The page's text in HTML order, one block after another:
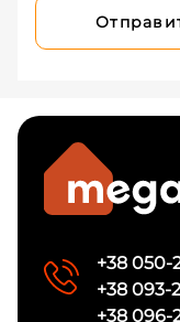
+38 050-
+38 093-
+38 096-